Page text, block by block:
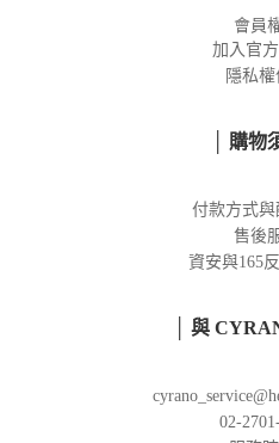
會員
加入官方
隱私
│ 購物
付款方式與
售後
資安與165
│ 與
02-